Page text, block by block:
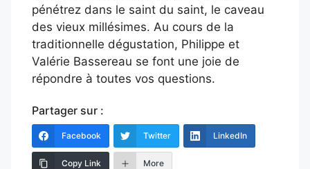
pénétrez dans le saint du saint, le caveau
des vieux millésimes. Au cours de la
traditionnelle dégustation, Philippe et
Valérie Bassereau se font une joie de
répondre à toutes vos questions.
Partager sur :
Facebook Twitter LinkedIn
Copy Link More